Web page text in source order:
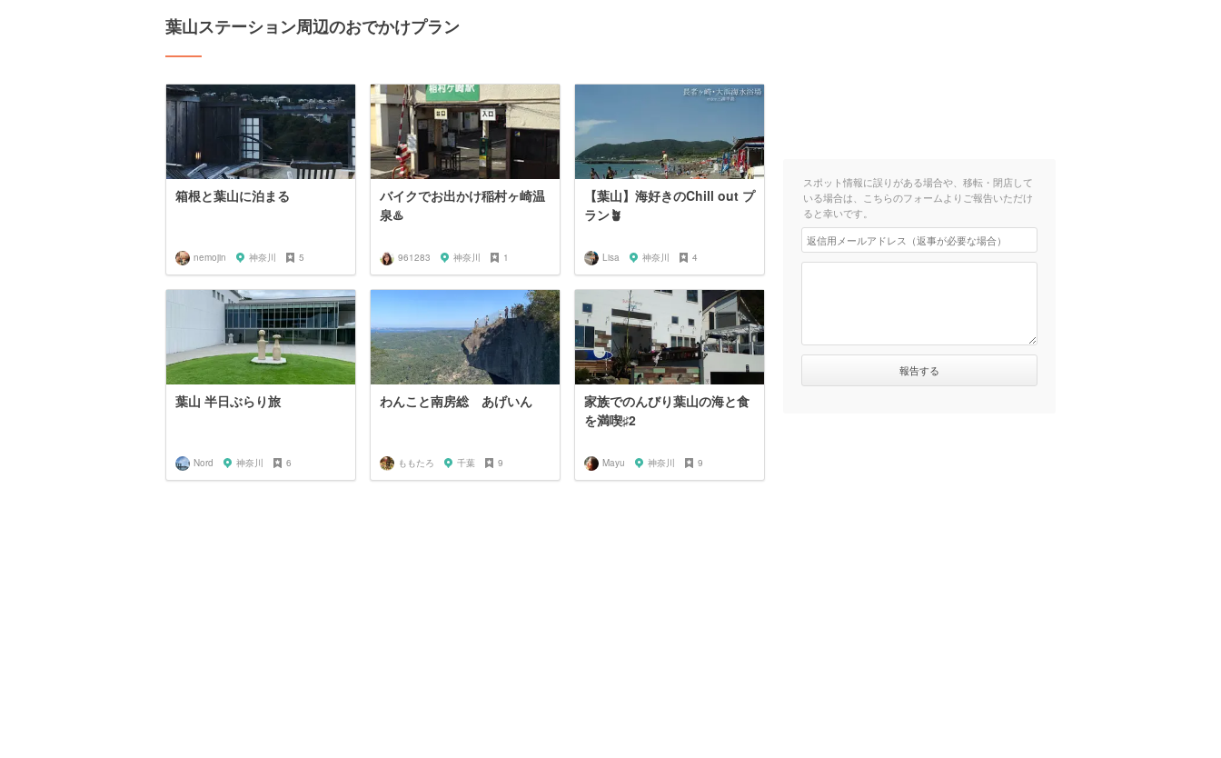
葉山ステーション周辺のおでかけプラン
箱根と葉山に泊まる
nemojin 神奈川 5
バイクでお出かけ稲村ヶ崎温
泉♨️
961283 神奈川 1
【葉山】海好きのChill out プ
ラン🪴
Lisa 神奈川 4
葉山 半日ぶらり旅
Nord 神奈川 6
わんこと南房総 あげいん
ももたろ 千葉 9
家族でのんびり葉山の海と食
を満喫♯2
Mayu 神奈川 9
スポット情報に誤りがある場合や、移転・閉店して
いる場合は、こちらのフォームよりご報告いただけ
ると幸いです。